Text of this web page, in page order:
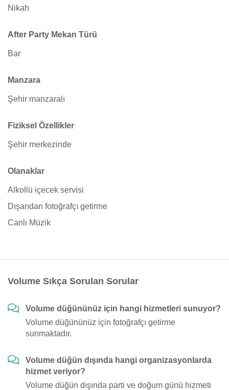
Nikah
After Party Mekan Türü
Bar
Manzara
Şehir manzaralı
Fiziksel Özellikler
Şehir merkezinde
Olanaklar
Alkollü içecek servisi
Dışarıdan fotoğrafçı getirme
Canlı Müzik
Volume Sıkça Sorulan Sorular
Volume düğününüz için hangi hizmetleri sunuyor?
Volume düğününüz için fotoğrafçı getirme
sunmaktadır.
Volume düğün dışında hangi organizasyonlarda
hizmet veriyor?
Volume düğün dışında parti ve doğum günü hizmeti